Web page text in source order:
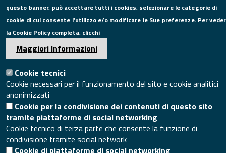
P.I. 00908580616
C.F. 80004270619
Codice Univoco Ufficio UFXYA1
SEGUICI SU
SITO WEB
Mappa del sito
Accesso redazione sito
questo banner, può accettare tutti i cookies, selezionare le categorie di
cookie di cui consente l’utilizzo e/o modificare le Sue preferenze. Per
la Cookie Policy completa, clicchi
Maggiori Informazioni
Cookie tecnici
Cookie necessari per il funzionamento del sito e cookie analitici
anonimizzati
Cookie per la condivisione dei contenuti di questo sito
tramite piattaforme di social networking
Cookie tecnico di terza parte che consente la funzione di
condivisione tramite social network
Cookie di piattaforme di social networking